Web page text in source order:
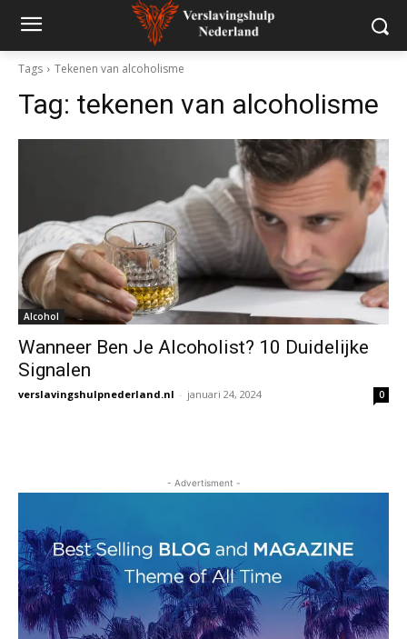
Tags Tekenen van alcoholisme
Tag: tekenen van alcoholisme
Alcohol
Wanneer Ben Je Alcoholist? 10 Duidelijke
Signalen
verslavingshulpnederland.nl - januari 24, 2024 0
- Advertisment -